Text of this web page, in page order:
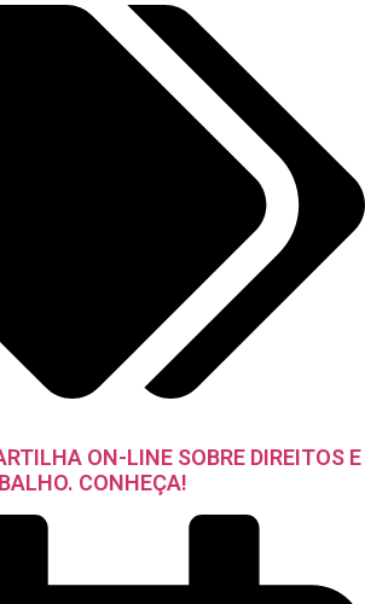
ON-LINE SOBRE DIREITOS E
CONHEÇA!